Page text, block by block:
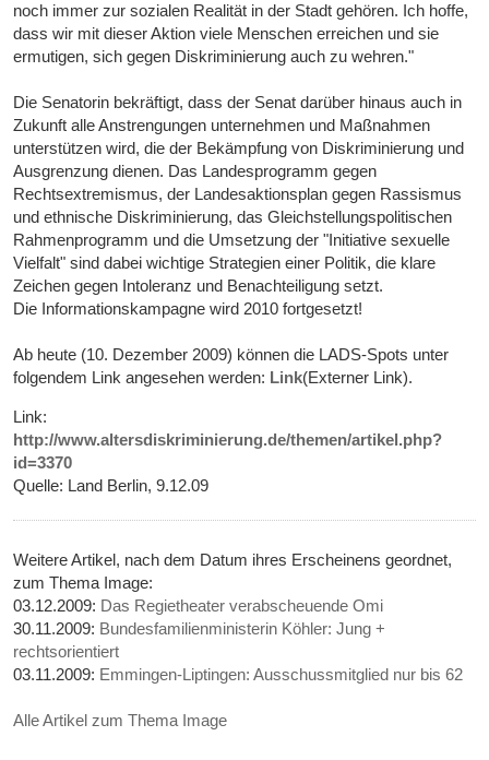
noch immer zur sozialen Realität in der Stadt gehören. Ich hoffe,
dass wir mit dieser Aktion viele Menschen erreichen und sie
ermutigen, sich gegen Diskriminierung auch zu wehren."
Die Senatorin bekräftigt, dass der Senat darüber hinaus auch in
Zukunft alle Anstrengungen unternehmen und Maßnahmen
unterstützen wird, die der Bekämpfung von Diskriminierung und
Ausgrenzung dienen. Das Landesprogramm gegen
Rechtsextremismus, der Landesaktionsplan gegen Rassismus
und ethnische Diskriminierung, das Gleichstellungspolitischen
Rahmenprogramm und die Umsetzung der "Initiative sexuelle
Vielfalt" sind dabei wichtige Strategien einer Politik, die klare
Zeichen gegen Intoleranz und Benachteiligung setzt.
Die Informationskampagne wird 2010 fortgesetzt!
Ab heute (10. Dezember 2009) können die LADS-Spots unter
folgendem Link angesehen werden: Link(Externer Link).
Link:
http://www.altersdiskriminierung.de/themen/artikel.php?
id=3370
Quelle: Land Berlin, 9.12.09
Weitere Artikel, nach dem Datum ihres Erscheinens geordnet,
zum Thema Image:
03.12.2009: Das Regietheater verabscheuende Omi
30.11.2009: Bundesfamilienministerin Köhler: Jung +
rechtsorientiert
03.11.2009: Emmingen-Liptingen: Ausschussmitglied nur bis 62
Alle Artikel zum Thema Image